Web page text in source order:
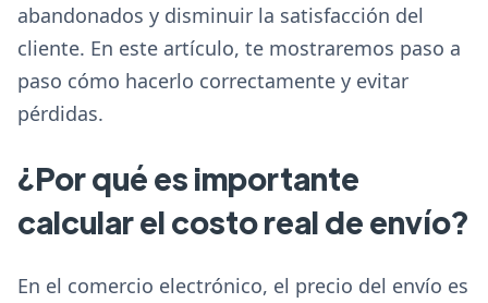
abandonados y disminuir la satisfacción del
cliente. En este artículo, te mostraremos paso a
paso cómo hacerlo correctamente y evitar
pérdidas.
¿Por qué es importante
calcular el costo real de envío?
En el comercio electrónico, el precio del envío es